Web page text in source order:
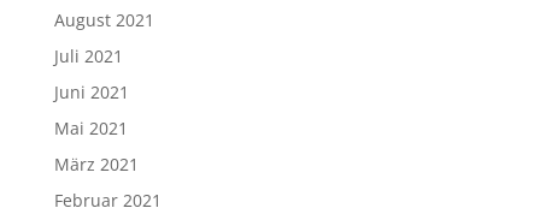
August 2021
Juli 2021
Juni 2021
Mai 2021
März 2021
Februar 2021